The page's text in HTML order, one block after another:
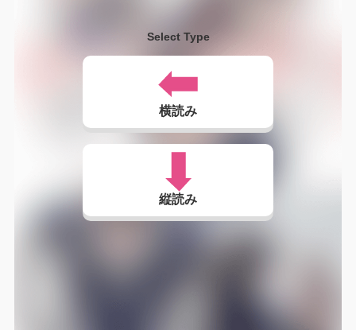
Select Type
横読み
縦読み